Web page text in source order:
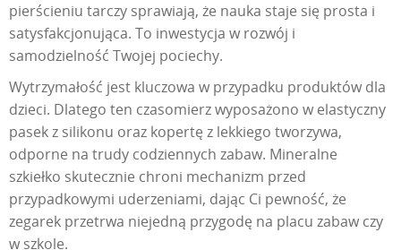
pierścieniu tarczy sprawiają, że nauka staje się prosta i
satysfakcjonująca. To inwestycja w rozwój i
samodzielność Twojej pociechy.
Wytrzymałość jest kluczowa w przypadku produktów dla
dzieci. Dlatego ten czasomierz wyposażono w elastyczny
pasek z silikonu oraz kopertę z lekkiego tworzywa,
odporne na trudy codziennych zabaw. Mineralne
szkiełko skutecznie chroni mechanizm przed
przypadkowymi uderzeniami, dając Ci pewność, że
zegarek przetrwa niejedną przygodę na placu zabaw czy
w szkole.